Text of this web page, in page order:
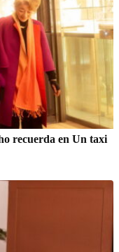
recuerda en Un taxi